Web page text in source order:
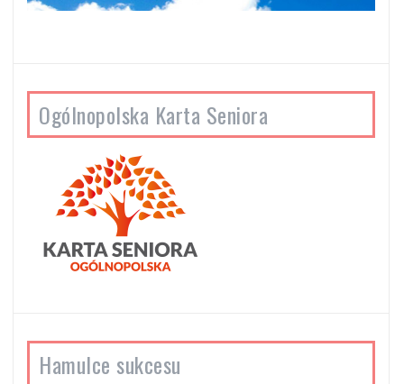
Ogólnopolska Karta Seniora
Hamulce sukcesu